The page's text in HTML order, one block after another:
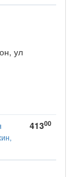
ул
41300